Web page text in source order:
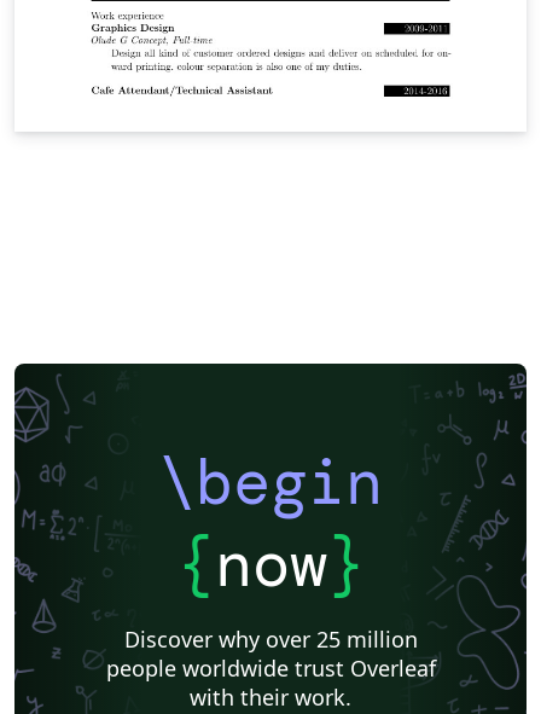
\begin
{now}
Discover why over 25 million
people worldwide trust Overleaf
with their work.